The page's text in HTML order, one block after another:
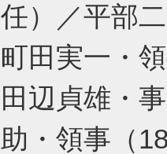
任）／平部
町田実一・
田辺貞雄・
助・領事（